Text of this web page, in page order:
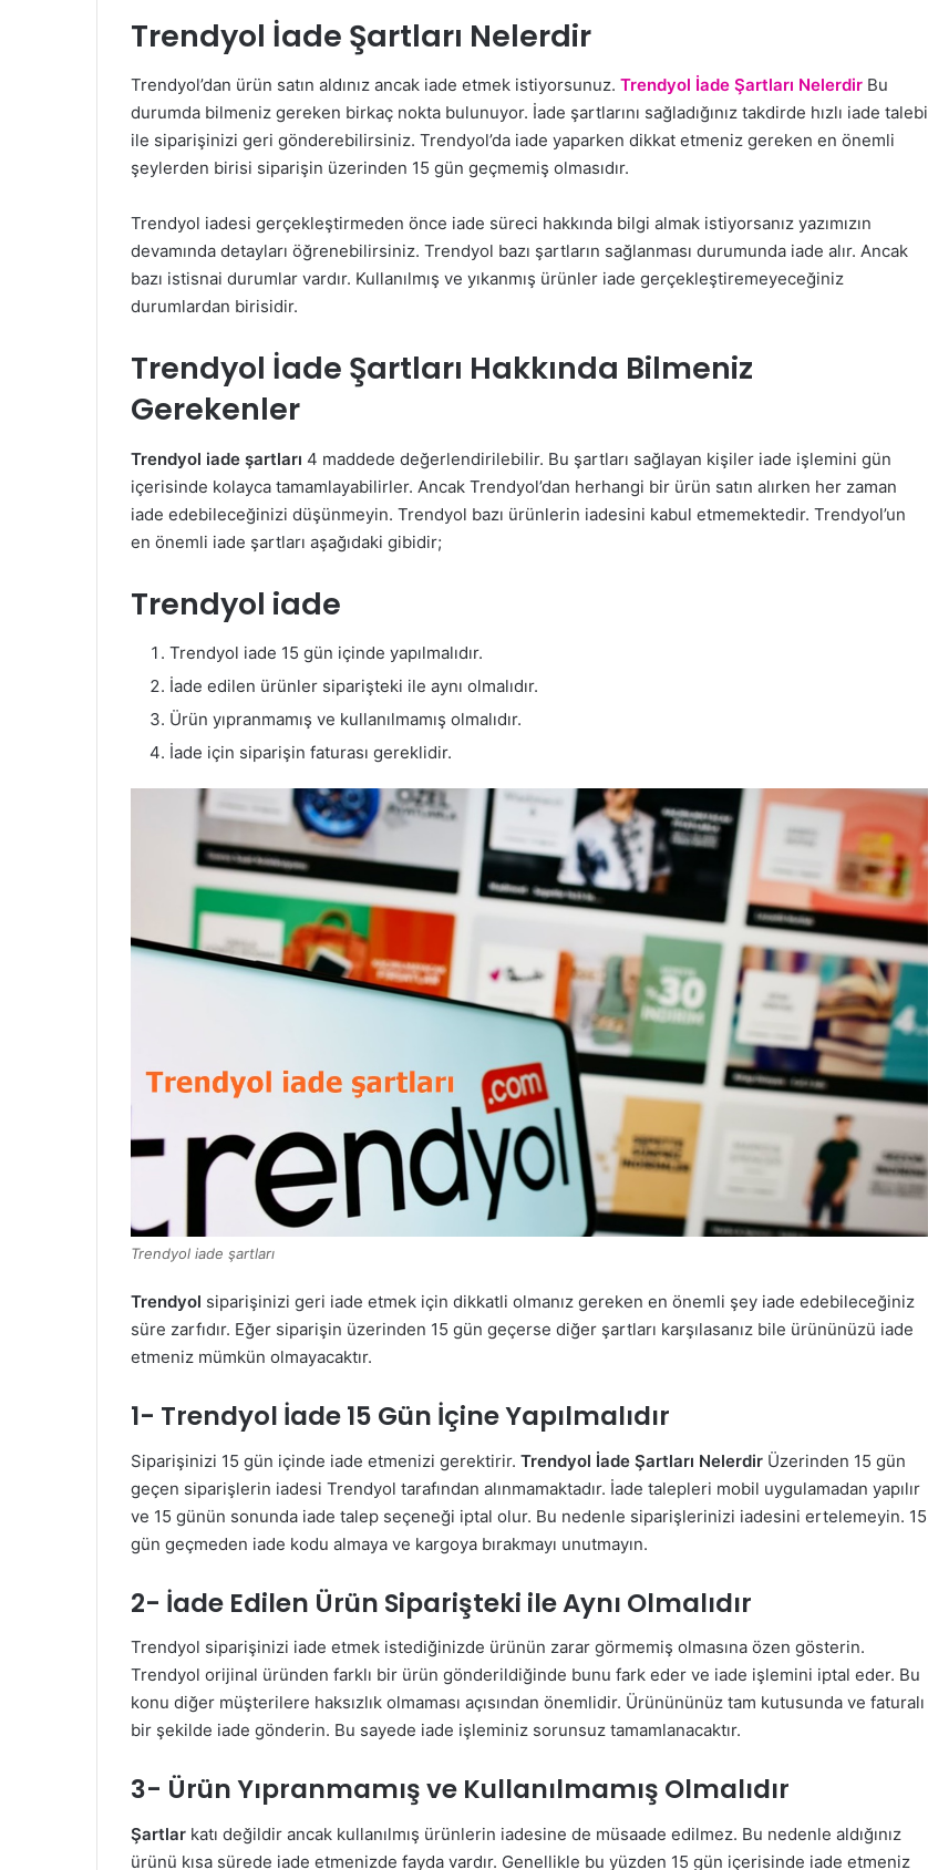
Trendyol İade Şartları Nelerdir
Trendyol’dan ürün satın aldınız ancak iade etmek istiyorsunuz. Trendyol İade Şartları Nelerdir Bu
durumda bilmeniz gereken birkaç nokta bulunuyor. İade şartlarını sağladığınız takdirde hızlı iade talebi
ile siparişinizi geri gönderebilirsiniz. Trendyol’da iade yaparken dikkat etmeniz gereken en önemli
şeylerden birisi siparişin üzerinden 15 gün geçmemiş olmasıdır.
Trendyol iadesi gerçekleştirmeden önce iade süreci hakkında bilgi almak istiyorsanız yazımızın
devamında detayları öğrenebilirsiniz. Trendyol bazı şartların sağlanması durumunda iade alır. Ancak
bazı istisnai durumlar vardır. Kullanılmış ve yıkanmış ürünler iade gerçekleştiremeyeceğiniz
durumlardan birisidir.
Trendyol İade Şartları Hakkında Bilmeniz
Gerekenler
Trendyol iade şartları 4 maddede değerlendirilebilir. Bu şartları sağlayan kişiler iade işlemini gün
içerisinde kolayca tamamlayabilirler. Ancak Trendyol’dan herhangi bir ürün satın alırken her zaman
iade edebileceğinizi düşünmeyin. Trendyol bazı ürünlerin iadesini kabul etmemektedir. Trendyol’un
en önemli iade şartları aşağıdaki gibidir;
Trendyol iade
Trendyol iade 15 gün içinde yapılmalıdır.
İade edilen ürünler siparişteki ile aynı olmalıdır.
Ürün yıpranmamış ve kullanılmamış olmalıdır.
İade için siparişin faturası gereklidir.
Trendyol iade şartları
Trendyol siparişinizi geri iade etmek için dikkatli olmanız gereken en önemli şey iade edebileceğiniz
süre zarfıdır. Eğer siparişin üzerinden 15 gün geçerse diğer şartları karşılasanız bile ürününüzü iade
etmeniz mümkün olmayacaktır.
1- Trendyol İade 15 Gün İçine Yapılmalıdır
Siparişinizi 15 gün içinde iade etmenizi gerektirir. Trendyol İade Şartları Nelerdir Üzerinden 15 gün
geçen siparişlerin iadesi Trendyol tarafından alınmamaktadır. İade talepleri mobil uygulamadan yapılır
ve 15 günün sonunda iade talep seçeneği iptal olur. Bu nedenle siparişlerinizi iadesini ertelemeyin. 15
gün geçmeden iade kodu almaya ve kargoya bırakmayı unutmayın.
2- İade Edilen Ürün Siparişteki ile Aynı Olmalıdır
Trendyol siparişinizi iade etmek istediğinizde ürünün zarar görmemiş olmasına özen gösterin.
Trendyol orijinal üründen farklı bir ürün gönderildiğinde bunu fark eder ve iade işlemini iptal eder. Bu
konu diğer müşterilere haksızlık olmaması açısından önemlidir. Ürünününüz tam kutusunda ve faturalı
bir şekilde iade gönderin. Bu sayede iade işleminiz sorunsuz tamamlanacaktır.
3- Ürün Yıpranmamış ve Kullanılmamış Olmalıdır
Şartlar katı değildir ancak kullanılmış ürünlerin iadesine de müsaade edilmez. Bu nedenle aldığınız
ürünü kısa sürede iade etmenizde fayda vardır. Genellikle bu yüzden 15 gün içerisinde iade etmeniz